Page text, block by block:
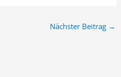
Nächster Beitrag →